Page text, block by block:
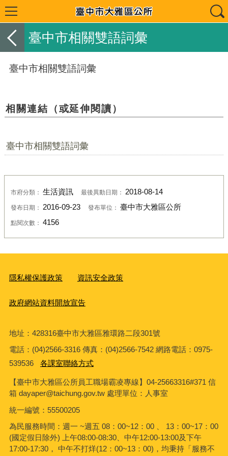
臺中市相關雙語詞彙
臺中市相關雙語詞彙
相關連結（或延伸閱讀）
臺中市相關雙語詞彙
市府分類： 生活資訊 最後異動日期： 2018-08-14
發布日期： 2016-09-23 發布單位： 臺中市大雅區公所
點閱次數： 4156
隱私權保護政策 資訊安全政策
政府網站資料開放宣告
地址：428316臺中市大雅區雅環路二段301號
電話：(04)2566-3316 傳真：(04)2566-7542 網路電話：0975-
539536
各課室聯絡方式
【臺中市大雅區公所員工職場霸凌專線】04-25663316#371 信
箱 dayaper@taichung.gov.tw 處理單位：人事室
統一編號 ：55500205
為民服務時間：週一 ~週五 08：00~12：00 、 13：00~17：00
(國定假日除外) 上午08:00-08:30、中午12:00-13:00及下午
17:00-17:30， 中午不打烊(12：00~13：00)，均秉持「服務不